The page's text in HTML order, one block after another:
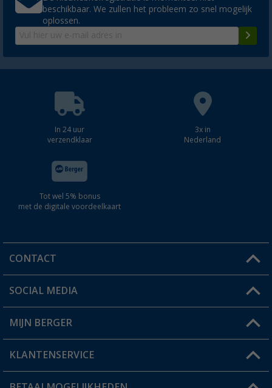
beschikbaar. We zullen het probleem zo snel mogelijk
oplossen.
In 24 uur
verzendklaar
3x in
Nederland
Tot wel 5% bonus
met de digitale voordeelkaart
CONTACT
Een vraag?
Winkel vinden
SOCIAL MEDIA
MIJN BERGER
Mijn account
Status bestelling
KLANTENSERVICE